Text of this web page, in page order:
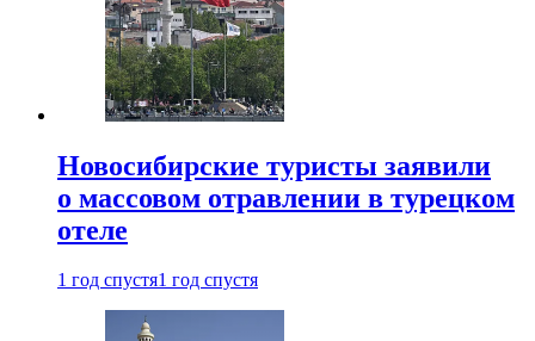
Новосибирские туристы заявили
о массовом отравлении в турецком
отеле
1 год спустя1 год спустя